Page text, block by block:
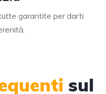
garantite per darti
sul